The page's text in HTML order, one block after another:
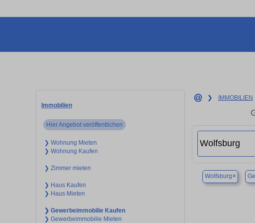
Immobilien
Hier Angebot veröffentlichen
❯ Wohnung Mieten
❯ Wohnung Kaufen
❯ Zimmer mieten
❯ Haus Kaufen
❯ Haus Mieten
❯ Gewerbeimmobilie Kaufen
❯ Gewerbeimmobilie Mieten
❯ IMMOBILIEN
Wolfsburg×